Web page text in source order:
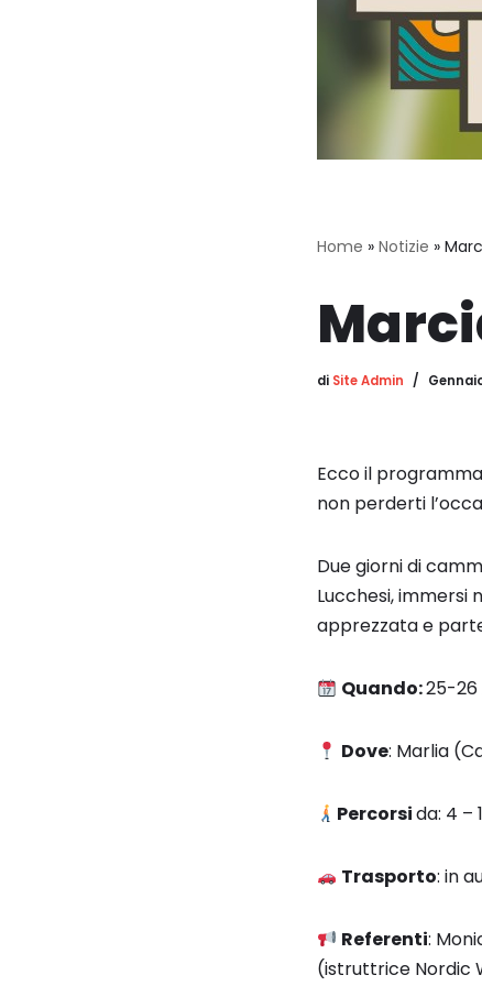
Home » Notizie »
di Site Admin
Ecco il
non perderti
Due giorni di
Lucchesi, immersi
apprezzata e
Quando:25-26
Dove: Marlia
Percorsida: 4 –
Trasporto: in
Referenti:
(istruttrice Nordic